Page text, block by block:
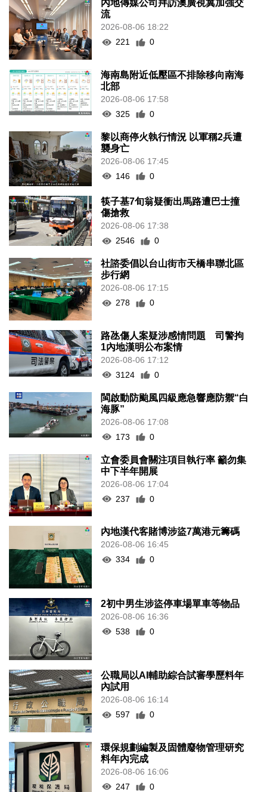
內地傳媒公司拜訪澳廣視冀加強交
流
2026-08-06 18:22
221
0
海南島附近低壓區不排除移向南海
北部
2026-08-06 17:58
325
0
黎以商停火執行情況 以軍稱2兵遭
襲身亡
2026-08-06 17:45
146
0
筷子基7旬翁疑衝出馬路遭巴士撞
傷搶救
2026-08-06 17:38
2546
0
社諮委倡以台山街市天橋串聯北區
步行網
2026-08-06 17:15
278
0
路氹傷人案疑涉感情問題 司警拘
1內地漢明公布案情
2026-08-06 17:12
3124
0
閩啟動防颱風四級應急響應防禦“白
海豚”
2026-08-06 17:08
173
0
立會委員會關注項目執行率 籲勿集
中下半年開展
2026-08-06 17:04
237
0
內地漢代客賭博涉盜7萬港元籌碼
2026-08-06 16:45
334
0
2初中男生涉盜停車場單車等物品
2026-08-06 16:36
538
0
公職局以AI輔助綜合試審學歷料年
內試用
2026-08-06 16:14
597
0
環保規劃編製及固體廢物管理研究
料年內完成
2026-08-06 16:06
247
0